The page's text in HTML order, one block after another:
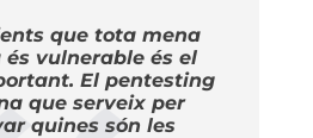
que tota mena
és vulnerable és el
El pentesting
que serveix per
quines són les